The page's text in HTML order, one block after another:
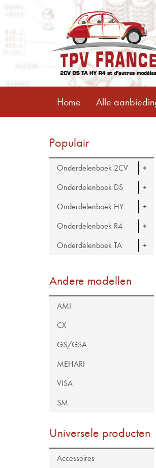
Home Alle
Populair
Onderdelenboek 2CV
Onderdelenboek DS
Onderdelenboek HY
Onderdelenboek R4
Onderdelenboek TA
Andere modellen
AMI
CX
GS/GSA
MEHARI
VISA
SM
Universele producten
Accessoires